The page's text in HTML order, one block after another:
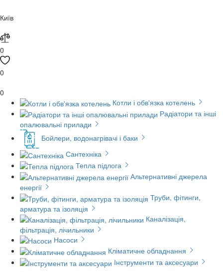
Київ
0
0
0
Котли і обв'язка котелень
Радіатори та інші
опалювальні прилади
Бойлери, водонагрівачі і баки
Сантехніка
Тепла підлога
Альтернативні джерела
енергії
Труби, фітинги,
арматура та ізоляція
Каналізація,
фільтрація, лічильники
Насоси
Кліматичне обладнання
Інструменти та аксесуари